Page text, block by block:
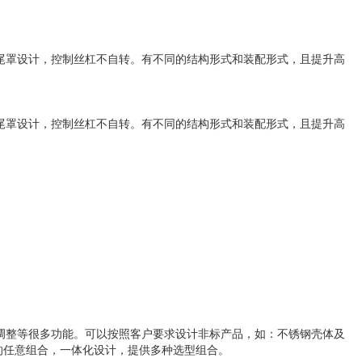
设计，控制丝杠不自转。有不同的结构形式和装配形式，且提升高
设计，控制丝杠不自转。有不同的结构形式和装配形式，且提升高
等很多功能。可以按照客户要求设计非标产品，如：不锈钢壳体及
意组合，一体化设计，提供多种选型组合。